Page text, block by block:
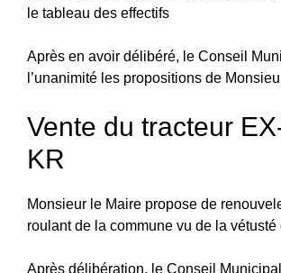
le tableau des effectifs
Après en avoir délibéré, le Conseil
l’unanimité les propositions de
Vente du tracteur
KR
Monsieur le Maire propose de
roulant de la commune vu de la vétusté
Après délibération, le Conseil